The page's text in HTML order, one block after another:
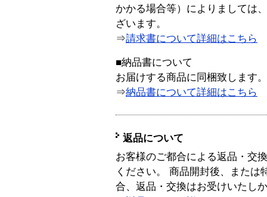
かかる場合等）によりましては
ざいます。
⇒請求書について詳細はこちら
■納品書について
お届けする商品に同梱致します。
⇒納品書について詳細はこちら
返品について
お客様のご都合による返品・交
ください。 商品開封後、または
合、返品・交換はお受けいたし